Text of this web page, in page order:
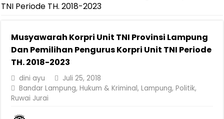
Pemprov Lampung Perkuat Pembangunan Rumah Layak Huni
Pastikan Pelayanan Maksimal, Direksi Jasa Raharja Tinjau Korban
Dirut Jasa Raharja Dampingi Wamenhub Tinjau Penanganan
Jasa Raharja Jamin Seluruh Korban Kebakaran KM Mutiara
Gubernur Mirza Ajak IAI Darul Fattah Cetak SDM Adaptif
TNI Periode TH. 2018-2023
Musyawarah Korpri Unit TNI Provinsi Lampung
Dan Pemilihan Pengurus Korpri Unit TNI Periode
TH. 2018-2023
dini ayu
Juli 25, 2018
Bandar Lampung,Hukum & Kriminal,Lampung,Politik,
Ruwai Jurai